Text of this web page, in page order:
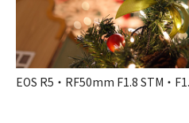
EOS R5・RF50mm F1.8 STM・